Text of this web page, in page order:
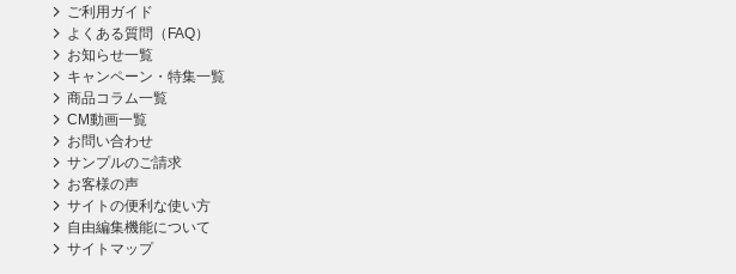
ご利用ガイド
よくある質問（FAQ）
お知らせ一覧
キャンペーン・特集一覧
商品コラム一覧
CM動画一覧
お問い合わせ
サンプルのご請求
お客様の声
サイトの便利な使い方
自由編集機能について
サイトマップ